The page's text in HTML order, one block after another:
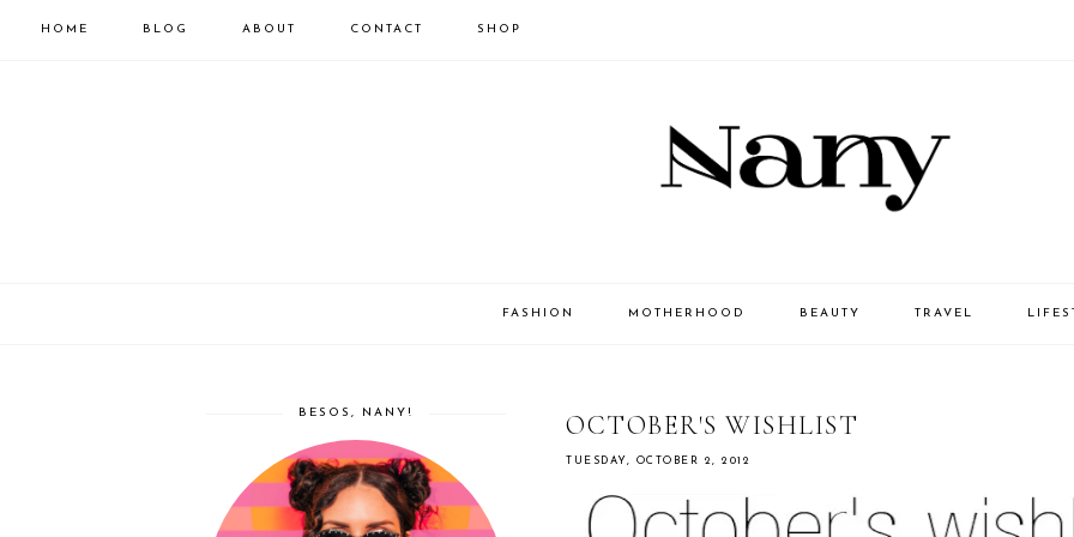
HOME BLOG ABOUT CONTACT SHOP
FASHION MOTHERHOOD BEAUTY TRAVEL
OCTOBER'S WISHLIST
TUESDAY, OCTOBER 2, 2012
BESOS, NANY!